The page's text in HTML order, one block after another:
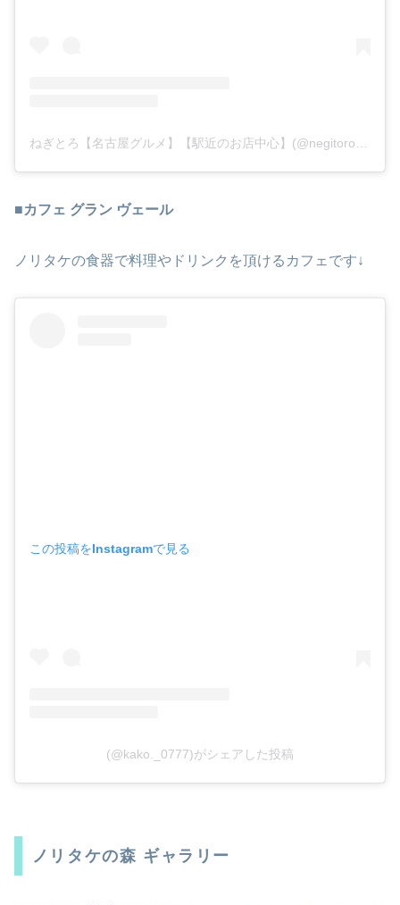
■カフェ グラン ヴェール
ノリタケの食器で料理やドリンクを頂けるカフェです↓
この投稿をInstagramで見る
(@kako._0777)がシェアした投稿
ノリタケの森 ギャラリー